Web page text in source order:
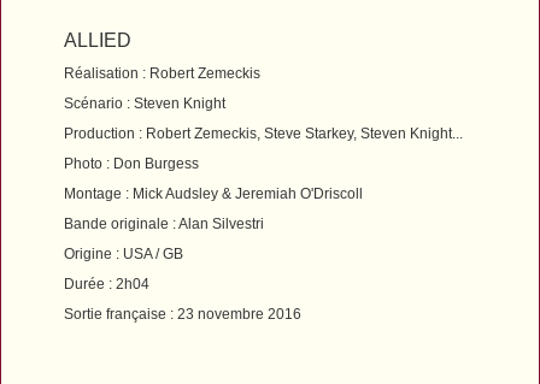
ALLIED
Réalisation : Robert Zemeckis
Scénario : Steven Knight
Production : Robert Zemeckis, Steve Starkey, Steven Knight...
Photo : Don Burgess
Montage : Mick Audsley & Jeremiah O'Driscoll
Bande originale : Alan Silvestri
Origine : USA / GB
Durée : 2h04
Sortie française : 23 novembre 2016